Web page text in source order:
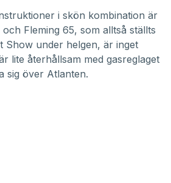
i skön kombination är
Fleming 65, som alltså ställts
Show under helgen, är inget
lite återhållsam med gasreglaget
sig över Atlanten.